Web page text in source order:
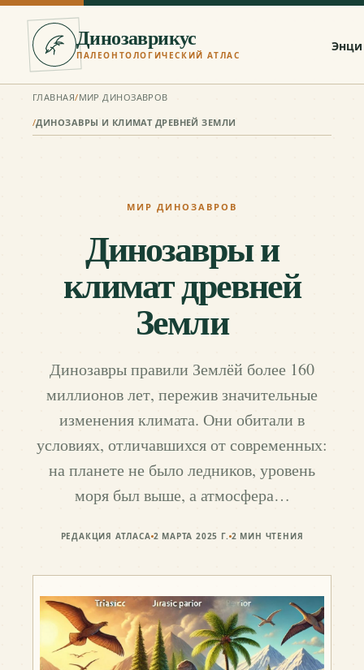
Динозаврикус
ПАЛЕОНТОЛОГИЧЕСКИЙ АТЛАС
ГЛАВНАЯ/МИР ДИНОЗАВРОВ
/ДИНОЗАВРЫ И КЛИМАТ ДРЕВНЕЙ ЗЕМЛИ
МИР ДИНОЗАВРОВ
Динозавры и
климат древней
Земли
Динозавры правили Землёй более 160
миллионов лет, пережив значительные
изменения климата. Они обитали в
условиях, отличавшихся от современных:
на планете не было ледников, уровень
моря был выше, а атмосфера…
РЕДАКЦИЯ АТЛАСА 2 МАРТА 2025 Г. 2 МИН ЧТЕНИЯ